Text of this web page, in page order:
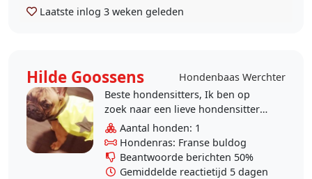
Laatste inlog 3 weken geleden
Hilde Goossens
Hondenbaas Werchter
Beste hondensitters, Ik ben op
zoek naar een lieve hondensitter
die af en toe een 2 of 3 daagjes
voor mijn frans buldogje wil
zorgen. Het is een..
Aantal honden: 1
Hondenras: Franse buldog
Beantwoorde berichten 50%
Gemiddelde reactietijd 5 dagen